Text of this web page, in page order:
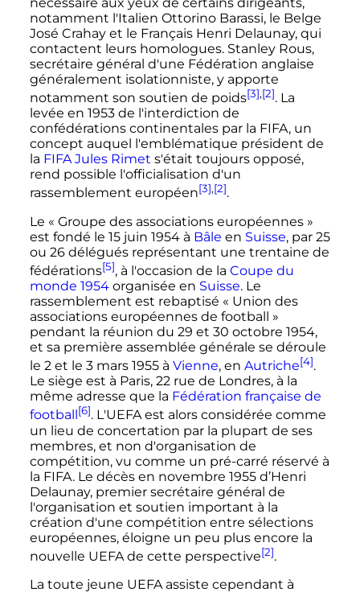
notamment l'Italien Ottorino Barassi, le Belge
José Crahay et le Français Henri Delaunay, qui
contactent leurs homologues. Stanley Rous,
secrétaire général d'une Fédération anglaise
généralement isolationniste, y apporte
notamment son soutien de poids[3],[2]. La
levée en 1953 de l'interdiction de
confédérations continentales par la FIFA, un
concept auquel l'emblématique président de
la FIFA Jules Rimet s'était toujours opposé,
rend possible l'officialisation d'un
rassemblement européen[3],[2].
Le « Groupe des associations européennes »
est fondé le 15 juin 1954à Bâle en Suisse, par 25
ou 26 délégués représentant une trentaine de
fédérations[5], à l'occasion de la Coupe du
monde 1954organisée en Suisse. Le
rassemblement est rebaptisé « Union des
associations européennes de football »
pendant la réunion du 29 et 30 octobre 1954,
et sa première assemblée générale se déroule
le 2 et le 3 mars 1955à Vienne, en Autriche[4].
Le siège est à Paris, 22 rue de Londres, à la
même adresse que la Fédération française de
football
[6]. L'UEFA est alors considérée comme
un lieu de concertation par la plupart de ses
membres, et non d'organisation de
compétition, vu comme un pré-carré réservé à
la FIFA. Le décès en novembre 1955d’Henri
Delaunay, premier secrétaire général de
l'organisation et soutien important à la
création d'une compétition entre sélections
européennes, éloigne un peu plus encore la
nouvelle UEFA de cette perspective[2].
La toute jeune UEFA assiste cependant à